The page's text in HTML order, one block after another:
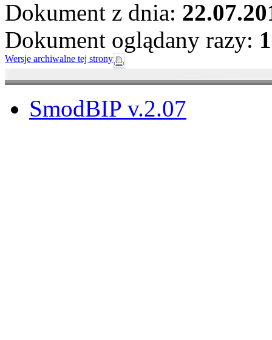
Dokument z dnia:
Dokument oglądany razy:
Wersje archiwalne tej strony
SmodBIP v.2.07